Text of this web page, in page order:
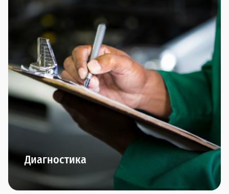
вы сможете пройти плановое ТО и межсервисное
ТО.
Диагностика
В наших дилерских центрах представлено
новейшее диагностическое оборудование.